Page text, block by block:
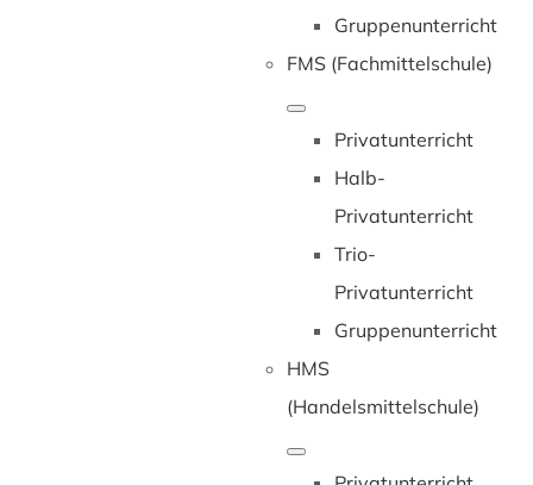
Gruppenunterricht
FMS (Fachmittelschule)
Privatunterricht
Halb-
Privatunterricht
Trio-
Privatunterricht
Gruppenunterricht
HMS
(Handelsmittelschule)